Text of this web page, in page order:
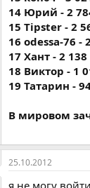
14 Юрий - 2
15 Tipster - 2
16 odessa-76 -
17 Хант - 2 138
18 Виктор - 1
19 Татарин -
В мировом
25.10.2012
я не могу